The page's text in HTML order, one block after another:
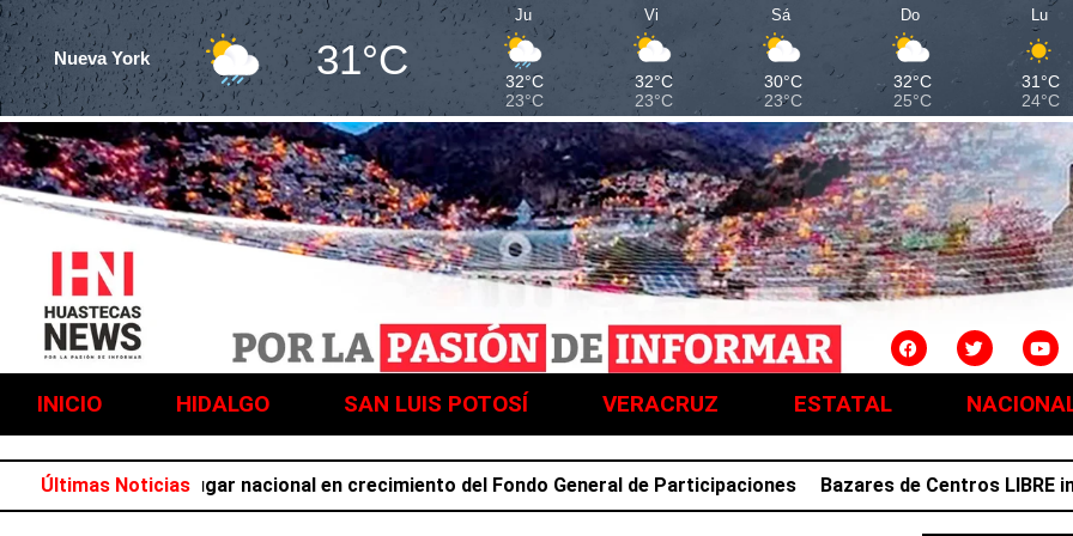
Nueva York 31°C
Ju
32°C
23°C
Vi
32°C
23°C
Sá
30°C
23°C
Do
32°C
25°C
Lu
31°C
24°C
INICIO HIDALGO SAN LUIS POTOSÍ VERACRUZ ESTATAL
Últimas Noticias
el primer lugar nacional en crecimiento del Fondo General de Participaciones Bazares de Centros LIBRE